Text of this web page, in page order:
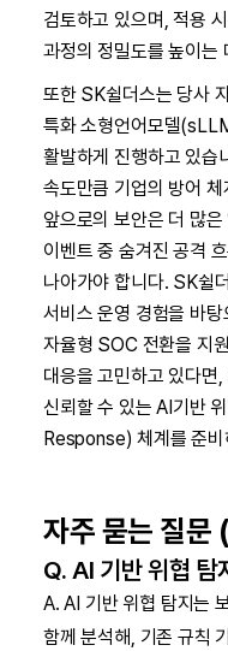
검토하고 있으며, 적용
과정의 정밀도를 높이는
또한 SK쉴더스는 당사
특화 소형언어모델
활발하게 진행하고 있습
속도만큼 기업의 방어
앞으로의 보안은 더 많
이벤트 중 숨겨진 공격
나아가야 합니다. SK쉴
서비스 운영 경험을 바
자율형 SOC 전환을 지
대응을 고민하고 있다면
신뢰할 수 있는 AI기반
Response) 체계를 준
자주 묻는 질문
Q. AI 기반 위협 탐
A. AI 기반 위협 탐지는
함께 분석해, 기존 규칙